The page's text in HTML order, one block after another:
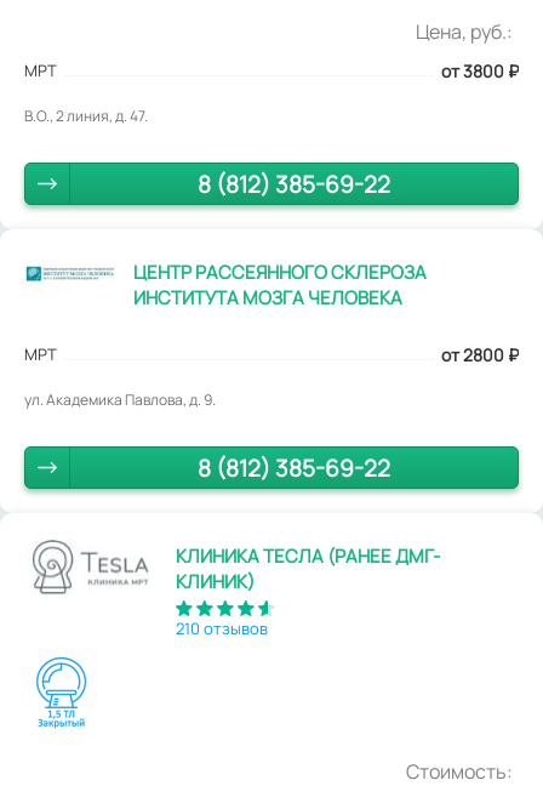
Цена, руб.:
МРТ от 3800 ₽
В.О., 2 линия, д. 47.
8 (812) 385-69-22
ЦЕНТР РАССЕЯННОГО СКЛЕРОЗА
ИНСТИТУТА МОЗГА ЧЕЛОВЕКА
МРТ от 2800 ₽
ул. Академика Павлова, д. 9.
8 (812) 385-69-22
КЛИНИКА ТЕСЛА (РАНЕЕ ДМГ-
КЛИНИК)
210 отзывов
Стоимость: